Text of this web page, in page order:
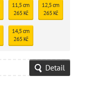
11,5 cm
265 Kč
12,5 cm
265 Kč
14,5 cm
265 Kč
Detail